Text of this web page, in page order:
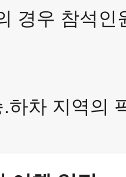
경우 참석인
.하차 지역의